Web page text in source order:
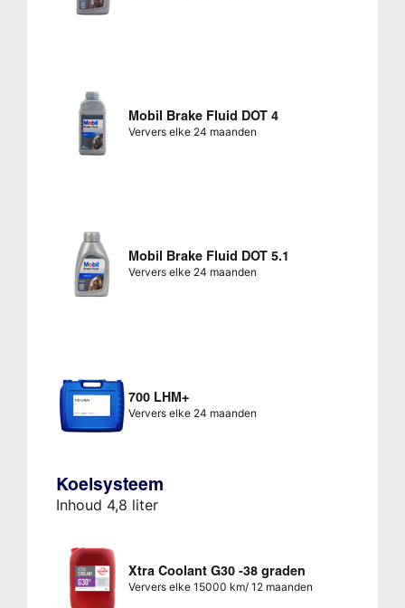
Mobil Brake Fluid DOT 4
Ververs elke 24 maanden
Mobil Brake Fluid DOT 5.1
Ververs elke 24 maanden
700 LHM+
Ververs elke 24 maanden
Koelsysteem
Inhoud 4,8 liter
Xtra Coolant G30 -38 graden
Ververs elke 15000 km/ 12 maanden